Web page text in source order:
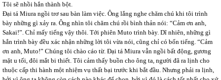
Tôi sẽ nhồi hắn thành bột.
Đại tá Miura ngồi trơ sau bàn làm việc. Ông lắng nghe chăm chú khi tôi trình
bày những gì xảy ra. Ông nhìn tôi chăm chú rồi bình thản nói: “Cảm ơn anh,
Sakai!”. Chỉ mấy tiếng vậy thôi. Tới phiên Muto trình bày. Dĩ nhiên, những gì
hắn trình bày đều xác nhận những lời tôi vừa nói, cũng chỉ có bốn tiếng. “Cảm
ơn anh, Muto!” Chúng tôi chào cáo từ. Đại tá Miura vẫn ngồi bất động, gương
mặt u tối, đôi mắt bi thiết. Tôi cảm thấy buồn cho ông ta, người đã ra lịnh cho
thuộc cấp thi hành một nhiệm vụ thất bại trước khi bắt đầu. Nhưng phải ra lịnh,